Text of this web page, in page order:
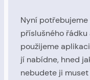
Nyní
příslušného
použijeme
jí nabídne, hned
nebudete ji